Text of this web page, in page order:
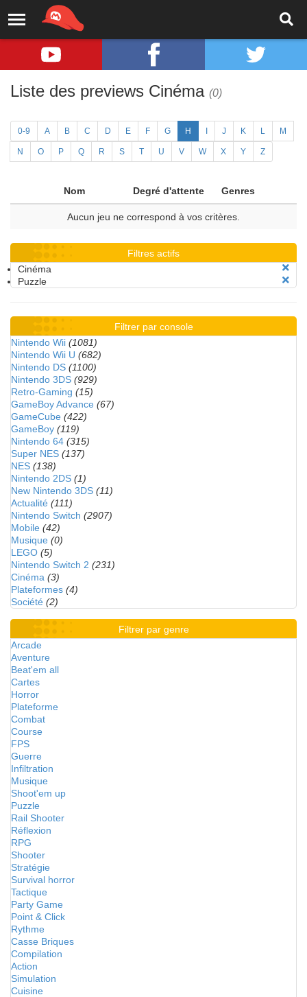
Liste des previews Cinéma (0)
0-9 A B C D E F G H J K L M
N O P Q R S T U V W X Y Z
Nom Degré d'attente Genres
Aucun jeu ne correspond à vos critères.
Filtres actifs
Cinéma
Puzzle
Filtrer par console
Nintendo Wii (1081)
Nintendo Wii U (682)
Nintendo DS (1100)
Nintendo 3DS (929)
Retro-Gaming (15)
GameBoy Advance (67)
GameCube (422)
GameBoy (119)
Nintendo 64 (315)
Super NES (137)
NES (138)
Nintendo 2DS (1)
New Nintendo 3DS (11)
Actualité (111)
Nintendo Switch (2907)
Mobile (42)
Musique (0)
LEGO (5)
Nintendo Switch 2 (231)
Cinéma (3)
Plateformes (4)
Société (2)
Filtrer par genre
Arcade
Aventure
Beat'em all
Cartes
Horror
Plateforme
Combat
Course
FPS
Guerre
Infiltration
Musique
Shoot'em up
Puzzle
Rail Shooter
Réflexion
RPG
Shooter
Stratégie
Survival horror
Tactique
Party Game
Point & Click
Rythme
Casse Briques
Compilation
Action
Simulation
Cuisine